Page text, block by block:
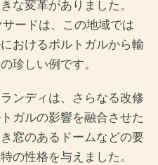
な変革がありました。
ードは、この地域では
おけるポルトガルから輸
珍しい例です。
ンディは、さらなる改修
ガルの影響を融合させた
窓のあるドームなどの要
の性格を与えました。